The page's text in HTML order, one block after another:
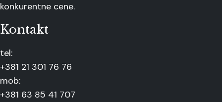
konkurentne cene.
Kontakt
tel:
+381 21 301 76 76
mob:
+381 63 85 41 707